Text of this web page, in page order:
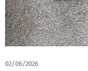
02/06/2026